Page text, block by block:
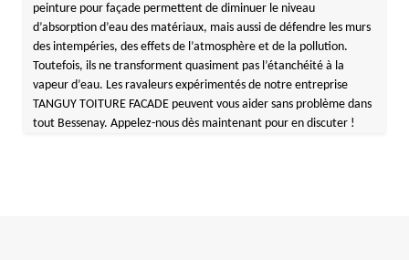
peinture pour façade permettent de diminuer le niveau
d’absorption d’eau des matériaux, mais aussi de défendre les murs
des intempéries, des effets de l’atmosphère et de la pollution.
Toutefois, ils ne transforment quasiment pas l’étanchéité à la
vapeur d’eau. Les ravaleurs expérimentés de notre entreprise
TANGUY TOITURE FACADE peuvent vous aider sans problème dans
tout Bessenay. Appelez-nous dès maintenant pour en discuter !